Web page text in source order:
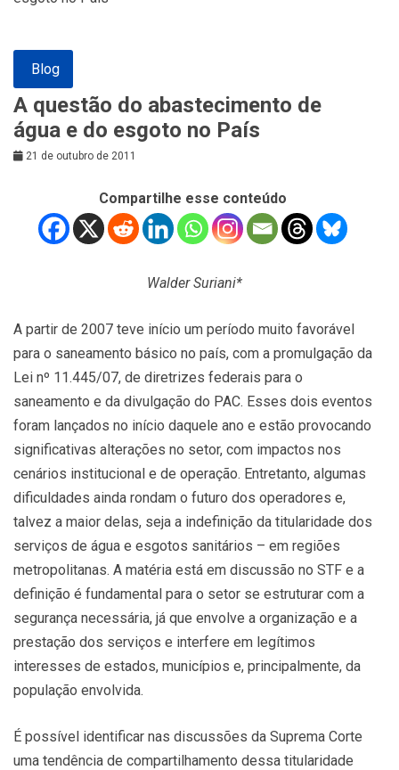
Blog
A questão do abastecimento de
água e do esgoto no País
21 de outubro de 2011
Compartilhe esse conteúdo
Walder Suriani*
A partir de 2007 teve início um período muito favorável
para o saneamento básico no país, com a promulgação da
Lei nº 11.445/07, de diretrizes federais para o
saneamento e da divulgação do PAC. Esses dois eventos
foram lançados no início daquele ano e estão provocando
significativas alterações no setor, com impactos nos
cenários institucional e de operação. Entretanto, algumas
dificuldades ainda rondam o futuro dos operadores e,
talvez a maior delas, seja a indefinição da titularidade dos
serviços de água e esgotos sanitários – em regiões
metropolitanas. A matéria está em discussão no STF e a
definição é fundamental para o setor se estruturar com a
segurança necessária, já que envolve a organização e a
prestação dos serviços e interfere em legítimos
interesses de estados, municípios e, principalmente, da
população envolvida.
É possível identificar nas discussões da Suprema Corte
uma tendência de compartilhamento dessa titularidade